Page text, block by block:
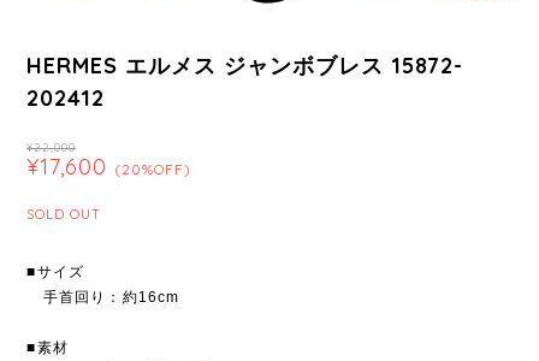
HERMES エルメス ジャンボブレス 15872-
202412
¥22,000
¥17,600 (20%OFF)
SOLD OUT
■サイズ
手首回り：約16cm
■素材